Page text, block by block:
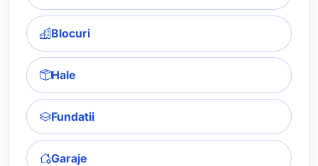
Blocuri
Hale
Fundatii
Garaje